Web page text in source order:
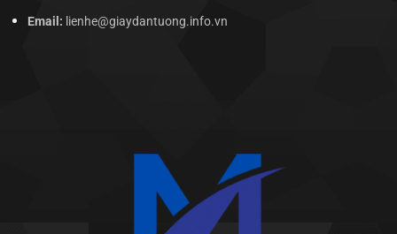
Email: lienhe@giaydantuong.info.vn